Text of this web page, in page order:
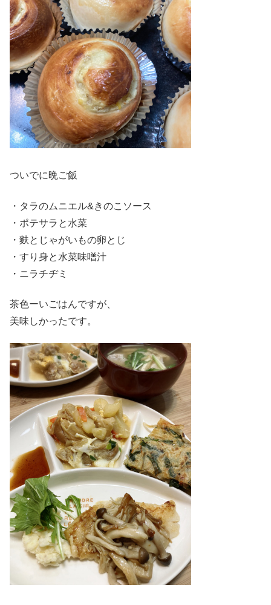
ついでに晩ご飯
・タラのムニエル&きのこソース
・ポテサラと水菜
・麩とじゃがいもの卵とじ
・すり身と水菜味噌汁
・ニラチヂミ
茶色ーいごはんですが、
美味しかったです。